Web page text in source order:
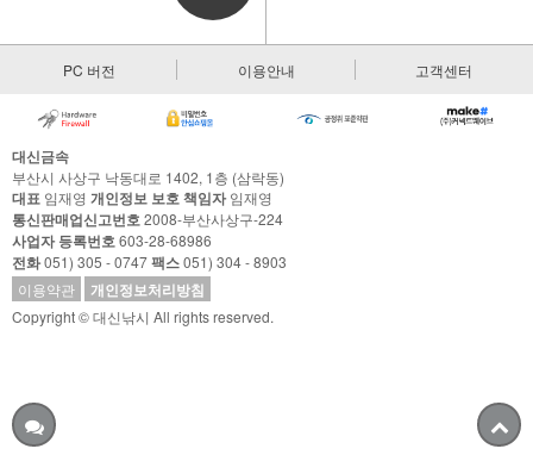
PC 버전 이용안내 고객센터
대신금속
부산시 사상구 낙동대로 1402, 1층 (삼락동)
대표 임재영 개인정보 보호 책임자임재영
통신판매업신고번호2008-부산사상구-224
사업자 등록번호603-28-68986
전화051) 305 - 0747팩스051) 304 - 8903
이용약관
개인정보처리방침
Copyright © 대신낚시 All rights reserved.